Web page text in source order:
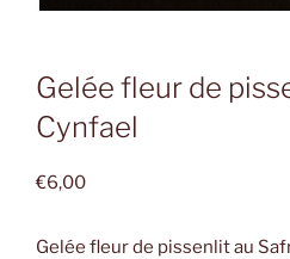
Gelée fleur de
Cynfael
€6,00
Gelée fleur de pissenlit au